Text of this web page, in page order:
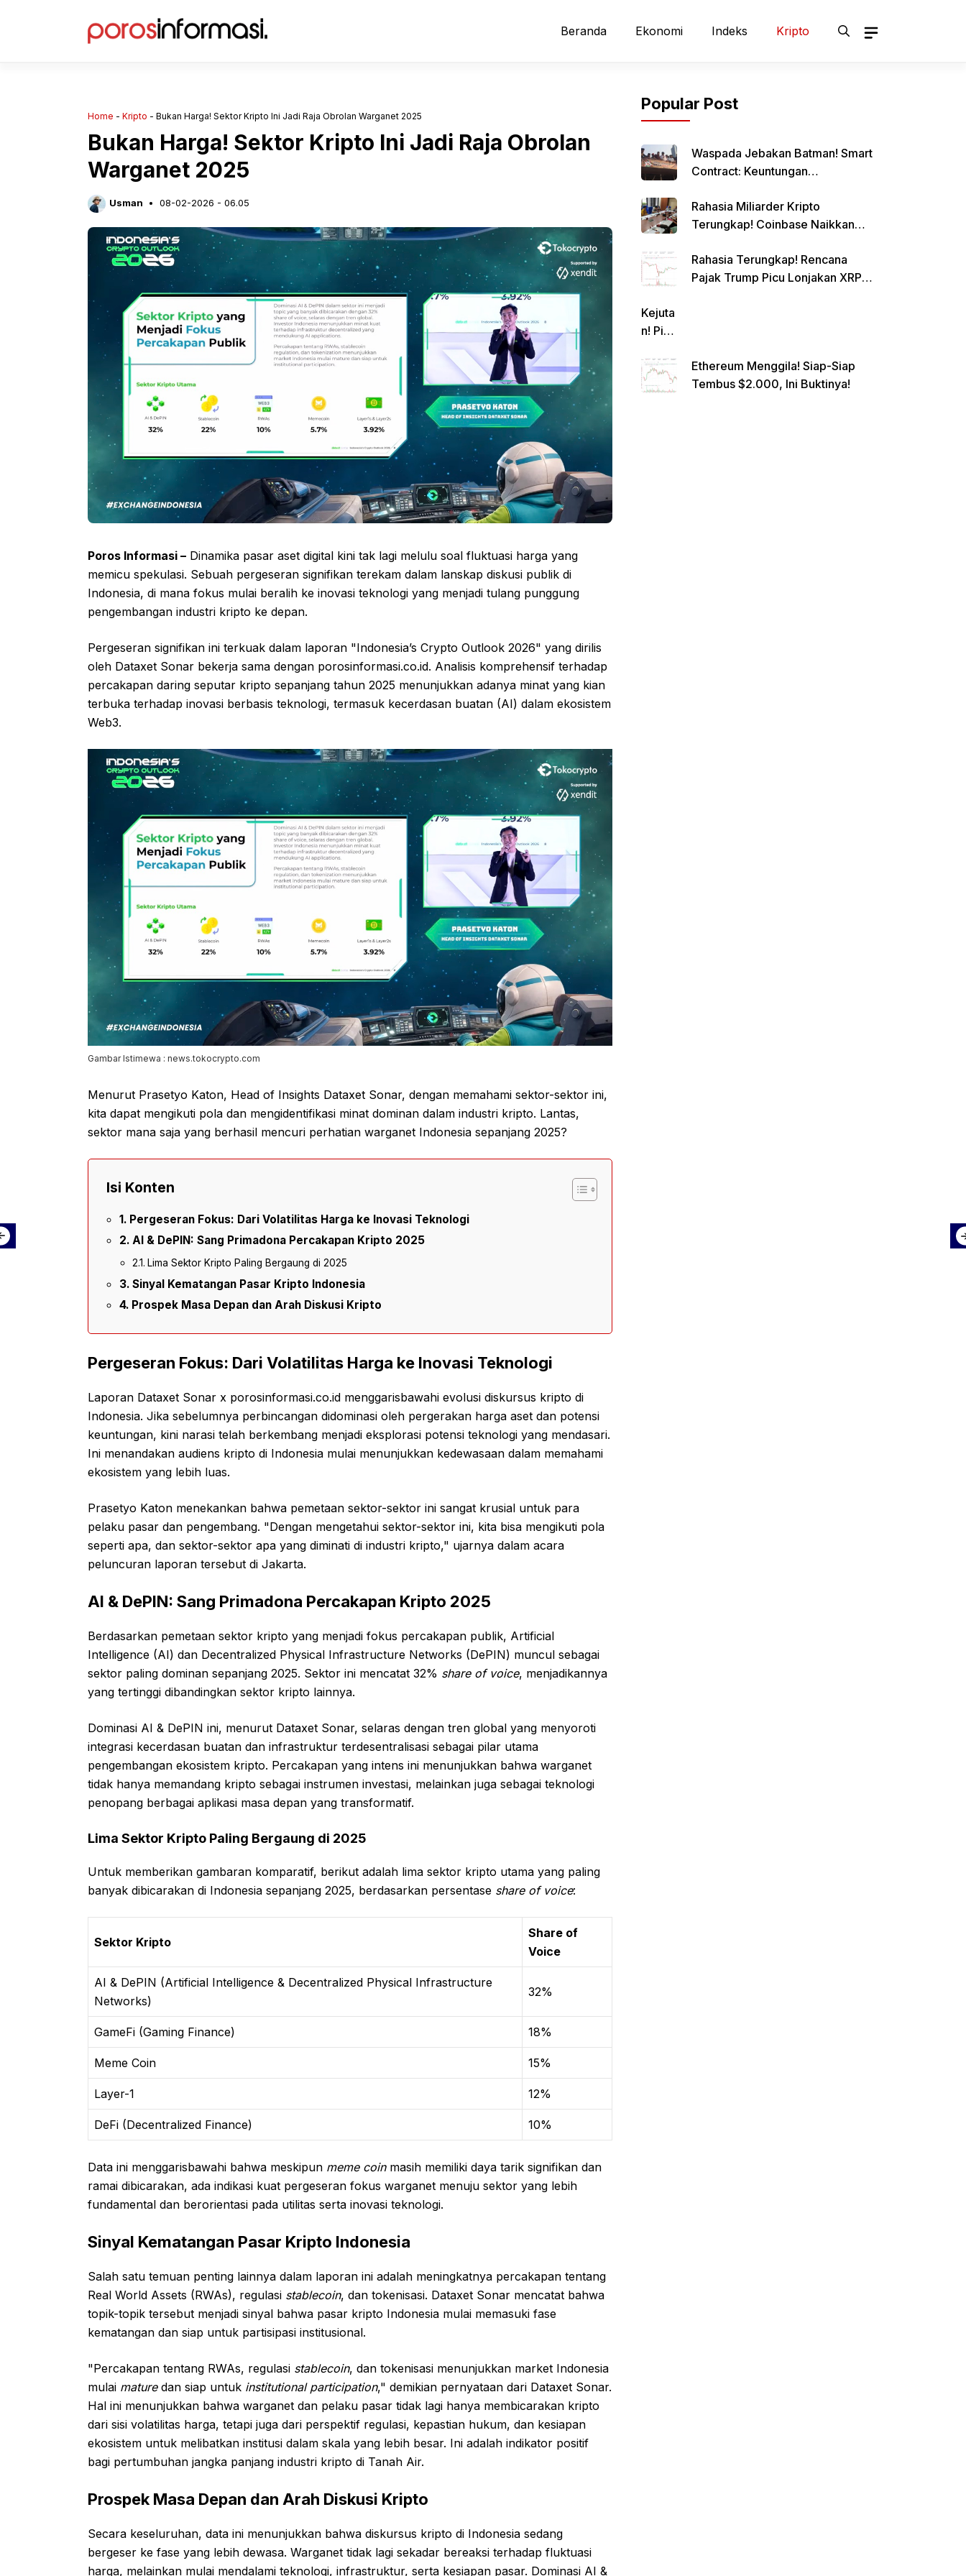
Beranda Ekonomi Indeks Kripto
Home - Kripto - Bukan Harga! Sektor Kripto Ini Jadi Raja Obrolan Warganet 2025
Bukan Harga! Sektor Kripto Ini Jadi Raja Obrolan
Warganet 2025
Usman 08-02-2026 - 06.05
Poros Informasi – Dinamika pasar aset digital kini tak lagi melulu soal fluktuasi harga yang
memicu spekulasi. Sebuah pergeseran signifikan terekam dalam lanskap diskusi publik di
Indonesia, di mana fokus mulai beralih ke inovasi teknologi yang menjadi tulang punggung
pengembangan industri kripto ke depan.
Pergeseran signifikan ini terkuak dalam laporan "Indonesia’s Crypto Outlook 2026" yang dirilis
oleh Dataxet Sonar bekerja sama dengan porosinformasi.co.id. Analisis komprehensif terhadap
percakapan daring seputar kripto sepanjang tahun 2025 menunjukkan adanya minat yang kian
terbuka terhadap inovasi berbasis teknologi, termasuk kecerdasan buatan (AI) dalam ekosistem
Web3.
Gambar Istimewa : news.tokocrypto.com
Menurut Prasetyo Katon, Head of Insights Dataxet Sonar, dengan memahami sektor-sektor ini,
kita dapat mengikuti pola dan mengidentifikasi minat dominan dalam industri kripto. Lantas,
sektor mana saja yang berhasil mencuri perhatian warganet Indonesia sepanjang 2025?
Isi Konten
Pergeseran Fokus: Dari Volatilitas Harga ke Inovasi Teknologi
AI & DePIN: Sang Primadona Percakapan Kripto 2025
Lima Sektor Kripto Paling Bergaung di 2025
Sinyal Kematangan Pasar Kripto Indonesia
Prospek Masa Depan dan Arah Diskusi Kripto
Pergeseran Fokus: Dari Volatilitas Harga ke Inovasi Teknologi
Laporan Dataxet Sonar x porosinformasi.co.id menggarisbawahi evolusi diskursus kripto di
Indonesia. Jika sebelumnya perbincangan didominasi oleh pergerakan harga aset dan potensi
keuntungan, kini narasi telah berkembang menjadi eksplorasi potensi teknologi yang mendasari.
Ini menandakan audiens kripto di Indonesia mulai menunjukkan kedewasaan dalam memahami
ekosistem yang lebih luas.
Prasetyo Katon menekankan bahwa pemetaan sektor-sektor ini sangat krusial untuk para
pelaku pasar dan pengembang. "Dengan mengetahui sektor-sektor ini, kita bisa mengikuti pola
seperti apa, dan sektor-sektor apa yang diminati di industri kripto," ujarnya dalam acara
peluncuran laporan tersebut di Jakarta.
AI & DePIN: Sang Primadona Percakapan Kripto 2025
Berdasarkan pemetaan sektor kripto yang menjadi fokus percakapan publik, Artificial
Intelligence (AI) dan Decentralized Physical Infrastructure Networks (DePIN) muncul sebagai
sektor paling dominan sepanjang 2025. Sektor ini mencatat 32% share of voice, menjadikannya
yang tertinggi dibandingkan sektor kripto lainnya.
Dominasi AI & DePIN ini, menurut Dataxet Sonar, selaras dengan tren global yang menyoroti
integrasi kecerdasan buatan dan infrastruktur terdesentralisasi sebagai pilar utama
pengembangan ekosistem kripto. Percakapan yang intens ini menunjukkan bahwa warganet
tidak hanya memandang kripto sebagai instrumen investasi, melainkan juga sebagai teknologi
penopang berbagai aplikasi masa depan yang transformatif.
Lima Sektor Kripto Paling Bergaung di 2025
Untuk memberikan gambaran komparatif, berikut adalah lima sektor kripto utama yang paling
banyak dibicarakan di Indonesia sepanjang 2025, berdasarkan persentase share of voice:
Sektor Kripto
Share of
Voice
AI & DePIN (Artificial Intelligence & Decentralized Physical Infrastructure
Networks)
32%
GameFi (Gaming Finance) 18%
Meme Coin 15%
Layer-1 12%
DeFi (Decentralized Finance) 10%
Data ini menggarisbawahi bahwa meskipun meme coinmasih memiliki daya tarik signifikan dan
ramai dibicarakan, ada indikasi kuat pergeseran fokus warganet menuju sektor yang lebih
fundamental dan berorientasi pada utilitas serta inovasi teknologi.
Sinyal Kematangan Pasar Kripto Indonesia
Salah satu temuan penting lainnya dalam laporan ini adalah meningkatnya percakapan tentang
Real World Assets (RWAs), regulasi stablecoin, dan tokenisasi. Dataxet Sonar mencatat bahwa
topik-topik tersebut menjadi sinyal bahwa pasar kripto Indonesia mulai memasuki fase
kematangan dan siap untuk partisipasi institusional.
"Percakapan tentang RWAs, regulasi stablecoin, dan tokenisasi menunjukkan market Indonesia
mulai maturedan siap untuk institutional participation," demikian pernyataan dari Dataxet Sonar.
Hal ini menunjukkan bahwa warganet dan pelaku pasar tidak lagi hanya membicarakan kripto
dari sisi volatilitas harga, tetapi juga dari perspektif regulasi, kepastian hukum, dan kesiapan
ekosistem untuk melibatkan institusi dalam skala yang lebih besar. Ini adalah indikator positif
bagi pertumbuhan jangka panjang industri kripto di Tanah Air.
Prospek Masa Depan dan Arah Diskusi Kripto
Secara keseluruhan, data ini menunjukkan bahwa diskursus kripto di Indonesia sedang
bergeser ke fase yang lebih dewasa. Warganet tidak lagi sekadar bereaksi terhadap fluktuasi
harga, melainkan mulai mendalami teknologi, infrastruktur, serta kesiapan pasar. Dominasi AI &
Popular Post
Waspada Jebakan Batman! Smart
Contract: Keuntungan
Rahasia Miliarder Kripto
Terungkap! Coinbase Naikkan
Juta!
Rahasia Terungkap! Rencana
Pajak Trump Picu Lonjakan XRP
Kejuta
n! Pi
rk
Gande
Ethereum Menggila! Siap-Siap
Tembus $2.000, Ini Buktinya!